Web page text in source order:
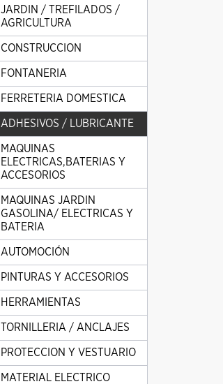
JARDIN / TREFILADOS /
AGRICULTURA
CONSTRUCCION
FONTANERIA
FERRETERIA DOMESTICA
ADHESIVOS / LUBRICANTE
MAQUINAS
ELECTRICAS,BATERIAS Y
ACCESORIOS
MAQUINAS JARDIN
GASOLINA/ ELECTRICAS Y
BATERIA
AUTOMOCIÓN
PINTURAS Y ACCESORIOS
HERRAMIENTAS
TORNILLERIA / ANCLAJES
PROTECCION Y VESTUARIO
MATERIAL ELECTRICO